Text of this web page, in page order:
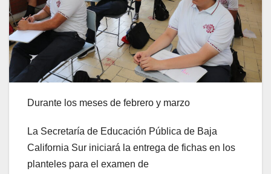
Durante los meses de febrero y marzo
La Secretaría de Educación Pública de Baja
California Sur iniciará la entrega de fichas en los
planteles para el examen de